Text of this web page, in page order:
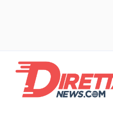
contenuto